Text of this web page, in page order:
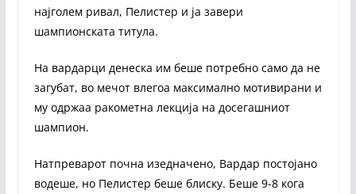
најголем ривал, Пелистер и ја завери
шампионската титула.
На вардарци денеска им беше потребно само да не
загубат, во мечот влегоа максимално мотивирани и
му одржаа ракометна лекција на досегашниот
шампион.
Натпреварот почна изедначено, Вардар постојано
водеше, но Пелистер беше блиску. Беше 9-8 кога